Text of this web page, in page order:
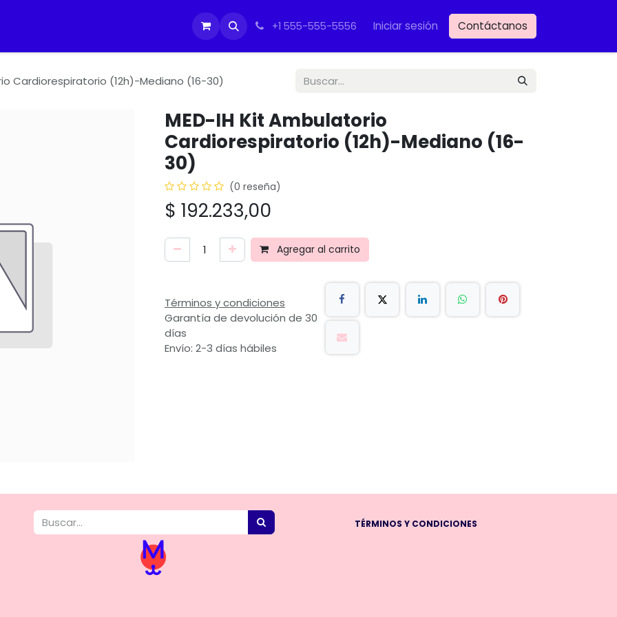
Ayuda Ayuda IMOVET
+1 555-555-5556 Iniciar sesión Contáctanos
Cardiorespiratorio (12h)-Mediano (16-30)
MED-IH Kit Ambulatorio
Cardiorespiratorio (12h)-Mediano (16-
30)
(0 reseña)
$ 192.233,00
Agregar al carrito
Términos y condiciones
Garantía de devolución de 30
días
Envío: 2-3 días hábiles
TÉRMINOS Y CONDICIONES